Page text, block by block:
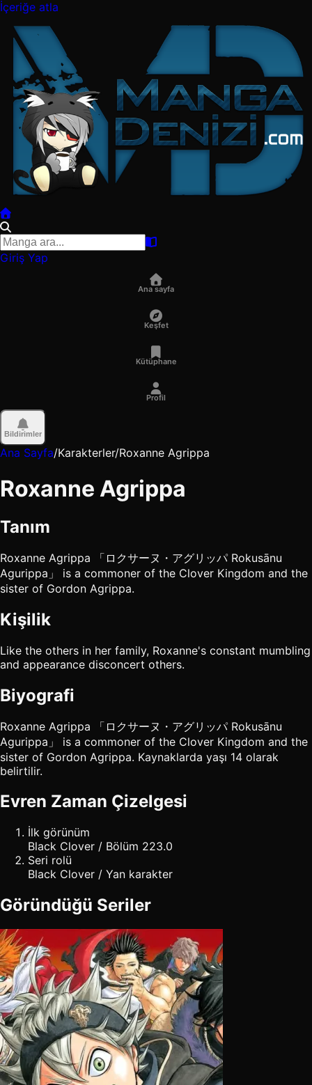
İçeriğe atla
Giriş Yap
Ana sayfa
Keşfet
Kütüphane
Profil
Bildirimler
Ana Sayfa/Karakterler/Roxanne Agrippa
Roxanne Agrippa
Tanım
Roxanne Agrippa 「ロクサーヌ・アグリッパ Rokusānu
Agurippa」 is a commoner of the Clover Kingdom and the
sister of Gordon Agrippa.
Kişilik
Like the others in her family, Roxanne's constant mumbling
and appearance disconcert others.
Biyografi
Roxanne Agrippa 「ロクサーヌ・アグリッパ Rokusānu
Agurippa」 is a commoner of the Clover Kingdom and the
sister of Gordon Agrippa. Kaynaklarda yaşı 14 olarak
belirtilir.
Evren Zaman Çizelgesi
İlk görünüm
Black Clover / Bölüm 223.0
Seri rolü
Black Clover / Yan karakter
Göründüğü Seriler